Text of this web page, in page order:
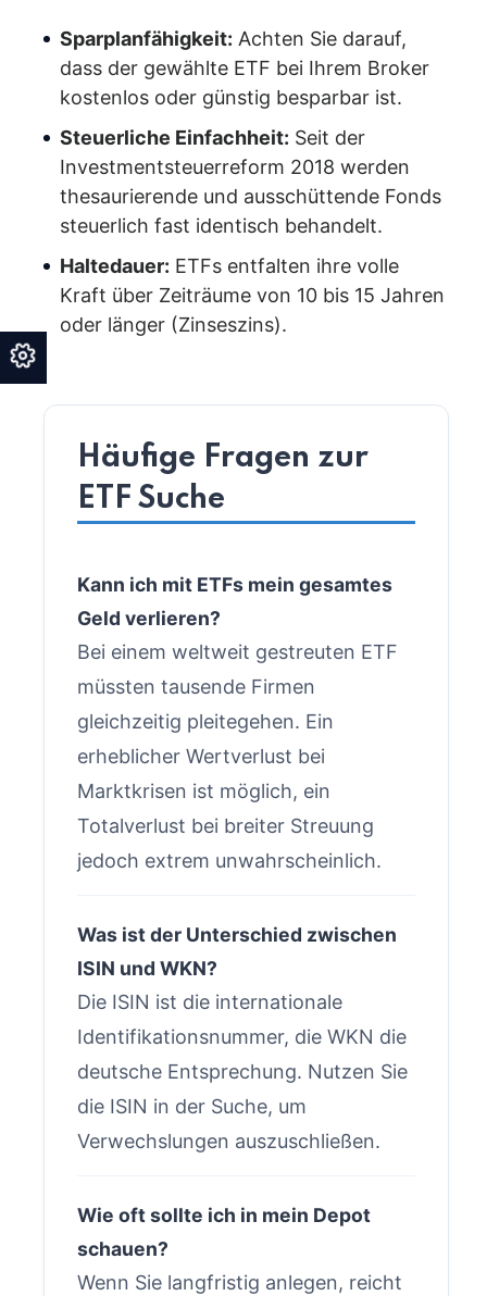
Sparplanfähigkeit: Achten Sie darauf,
dass der gewählte ETF bei Ihrem Broker
kostenlos oder günstig besparbar ist.
Steuerliche Einfachheit: Seit der
Investmentsteuerreform 2018 werden
thesaurierende und ausschüttende Fonds
steuerlich fast identisch behandelt.
Haltedauer: ETFs entfalten ihre volle
Kraft über Zeiträume von 10 bis 15 Jahren
oder länger (Zinseszins).
Häufige Fragen zur
ETF Suche
Kann ich mit ETFs mein gesamtes
Geld verlieren?
Bei einem weltweit gestreuten ETF
müssten tausende Firmen
gleichzeitig pleitegehen. Ein
erheblicher Wertverlust bei
Marktkrisen ist möglich, ein
Totalverlust bei breiter Streuung
jedoch extrem unwahrscheinlich.
Was ist der Unterschied zwischen
ISIN und WKN?
Die ISIN ist die internationale
Identifikationsnummer, die WKN die
deutsche Entsprechung. Nutzen Sie
die ISIN in der Suche, um
Verwechslungen auszuschließen.
Wie oft sollte ich in mein Depot
schauen?
Wenn Sie langfristig anlegen, reicht